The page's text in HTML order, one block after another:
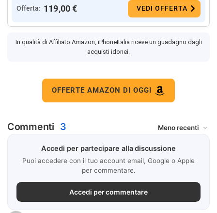
Offerta: 119,00 € VEDI OFFERTA
In qualità di Affiliato Amazon, iPhoneItalia riceve un guadagno dagli
acquisti idonei.
OFFERTE AMAZON DI OGGI
Commenti 3
Accedi per partecipare alla discussione
Puoi accedere con il tuo account email, Google o Apple
per commentare.
Accedi per commentare